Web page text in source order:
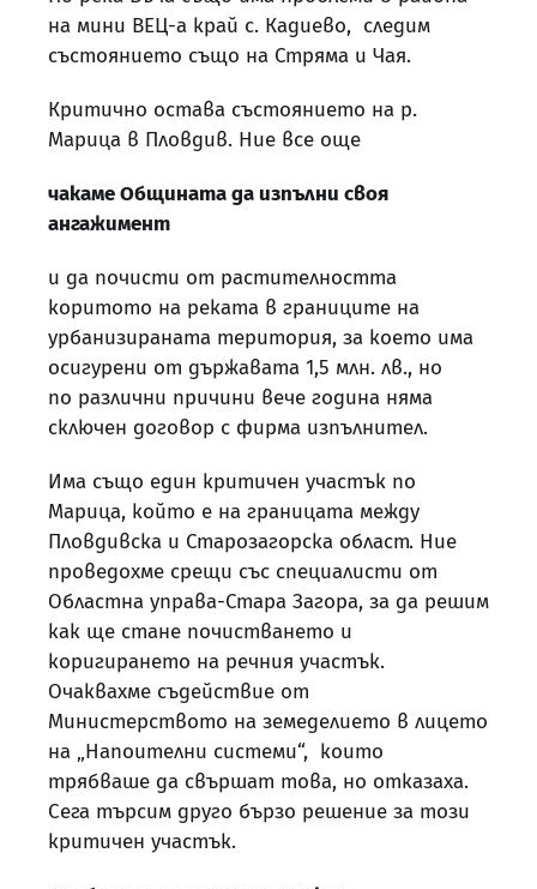
на мини ВЕЦ-а край с. Кадиево, следим
състоянието също на Стряма и Чая.
Критично остава състоянието на р.
Марица в Пловдив. Ние все още
чакаме Общината да изпълни своя
ангажимент
и да почисти от растителността
коритото на реката в границите на
урбанизираната територия, за което има
осигурени от държавата 1,5 млн. лв., но
по различни причини вече година няма
сключен договор с фирма изпълнител.
Има също един критичен участък по
Марица, който е на границата между
Пловдивска и Старозагорска област. Ние
проведохме срещи със специалисти от
Областна управа-Стара Загора, за да решим
как ще стане почистването и
коригирането на речния участък.
Очаквахме съдействие от
Министерството на земеделието в лицето
на „Напоителни системи“, които
трябваше да свършат това, но отказаха.
Сега търсим друго бързо решение за този
критичен участък.